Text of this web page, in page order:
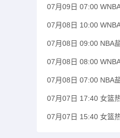
07月09日 07:00
07月08日 10:00
07月08日 09:00 NBA
07月08日 08:00
07月08日 07:00 NBA
07月07日 17:40 女篮
07月07日 15:40 女篮